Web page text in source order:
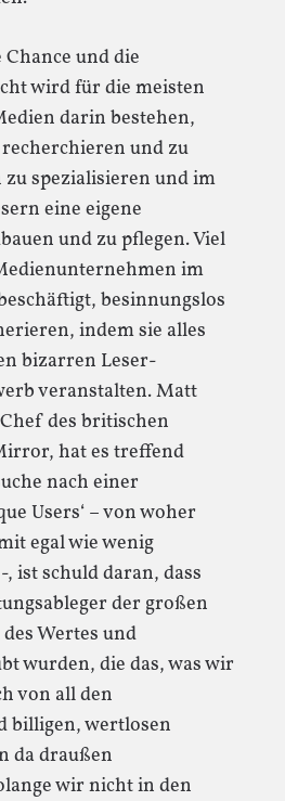
und die
wird für die meisten
darin bestehen,
und zu
spezialisieren und im
eine eigene
und zu pflegen. Viel
im
besinnungslos
indem sie alles
bizarren Leser-
veranstalten. Matt
des britischen
hat es treffend
nach einer
Users‘ – von woher
egal wie wenig
ist schuld daran, dass
der großen
Wertes und
wurden, die das, was wir
von all den
billigen, wertlosen
da draußen
wir nicht in den